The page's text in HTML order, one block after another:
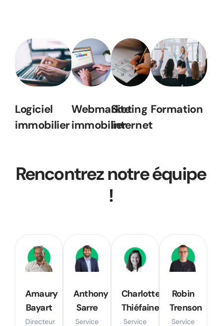
Logiciel
immobilier
Webmarketing
immobilier
Site
internet
Formation
Rencontrez notre équipe
!
Amaury
Bayart
Directeur
Anthony
Sarre
Service
Charlotte
Thiéfaine
Service
Robin
Trenson
Service